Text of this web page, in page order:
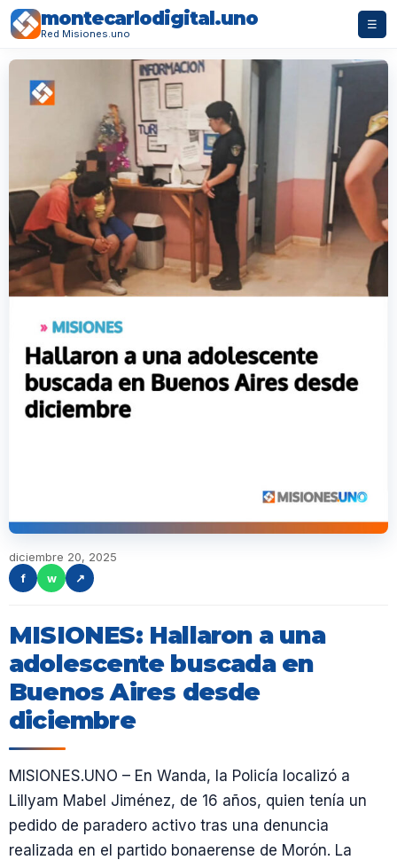
montecarlodigital.uno
Red Misiones.uno
☰
diciembre 20, 2025
f
w ↗
MISIONES: Hallaron a una
adolescente buscada en
Buenos Aires desde
diciembre
MISIONES.UNO – En Wanda, la Policía localizó a
Lillyam Mabel Jiménez, de 16 años, quien tenía un
pedido de paradero activo tras una denuncia
realizada en el partido bonaerense de Morón. La